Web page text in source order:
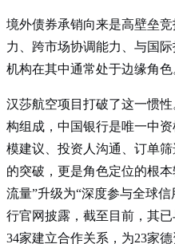
境外债券承销向来是高壁垒
力、跨市场协调能力、与国
机构在其中通常处于边缘角色
汉莎航空项目打破了这一惯
构组成，中国银行是唯一中
模建议、投资人沟通、订单
的突破，更是角色定位的根
流量”升级为“深度参与全球
行官网披露，截至目前，其
34家建立合作关系，为23家